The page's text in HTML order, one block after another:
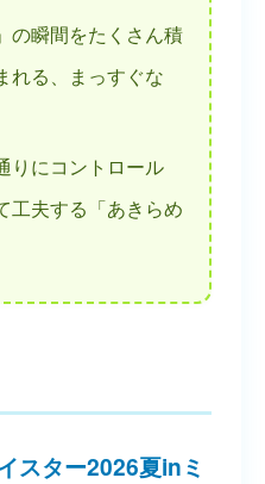
の瞬間をたくさん積
れる、まっすぐな
りにコントロール
工夫する「あきらめ
スター2026夏inミ